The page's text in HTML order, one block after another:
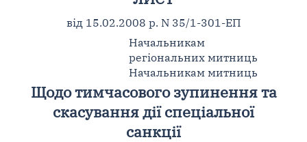
від 15.02.2008 р. N 35/1-301-ЕП
Начальникам
регіональних митниць
Начальникам митниць
Щодо тимчасового зупинення та
скасування дії спеціальної
санкції